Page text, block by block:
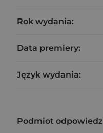
Rok wydania:
Data premiery:
Język wydania:
Podmiot